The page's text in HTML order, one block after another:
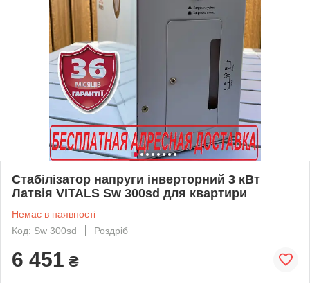
Стабілізатор напруги інверторний 3 кВт
Латвія VITALS Sw 300sd для квартири
Немає в наявності
Код: Sw 300sd
Роздріб
6 451 ₴